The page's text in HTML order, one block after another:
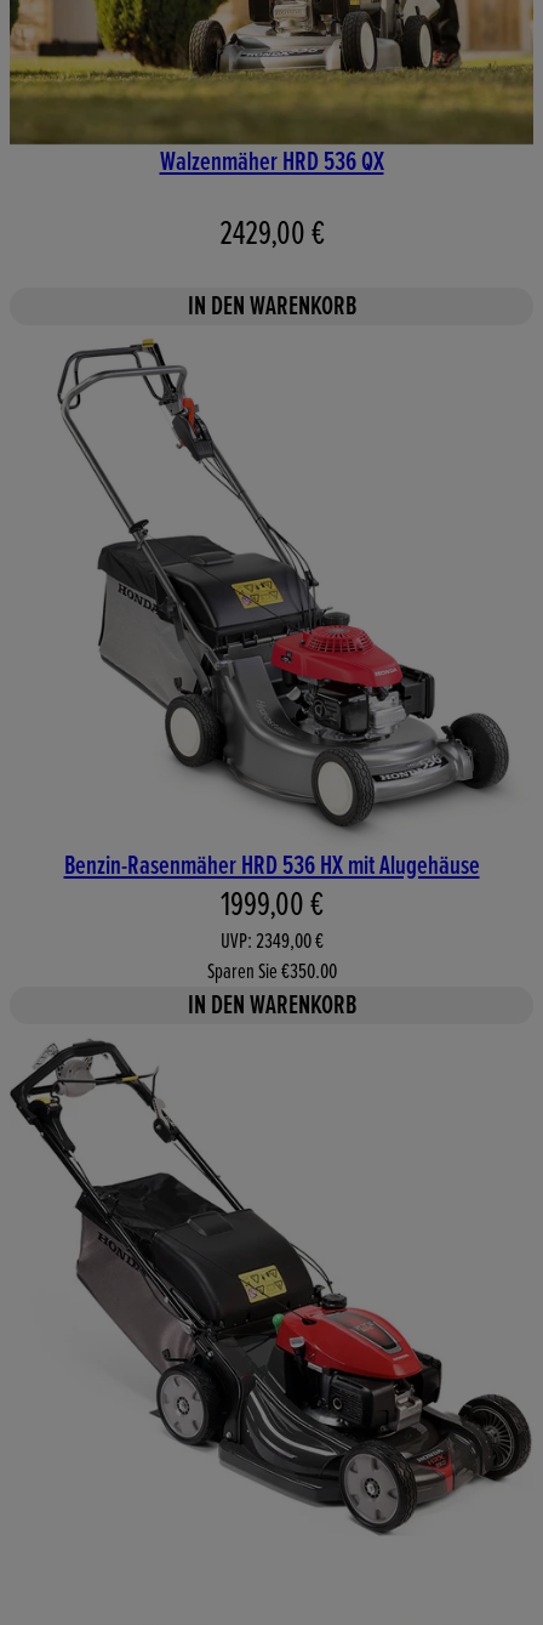
Walzenmäher HRD 536 QX
2429,00 €
IN DEN WARENKORB
Benzin-Rasenmäher HRD 536 HX mit Alugehäuse
Aktueller Preis: 1999,00 €.
1999,00 €
UVP: 2349,00 €
Sparen Sie €350.00
IN DEN WARENKORB